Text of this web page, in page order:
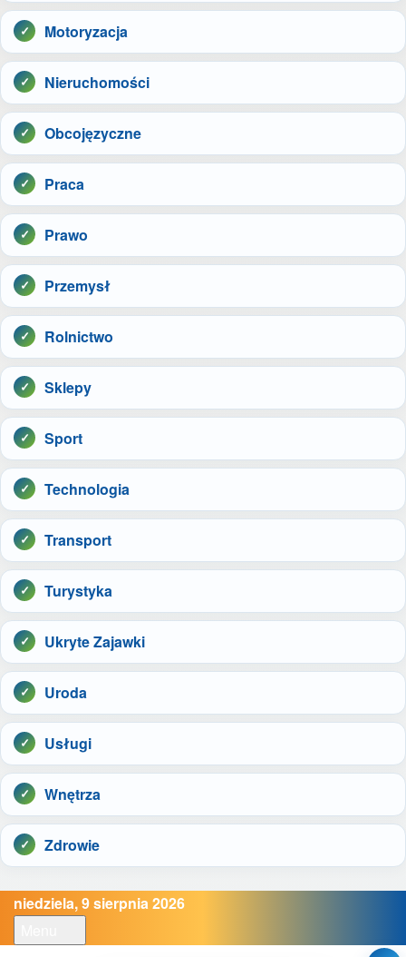
Motoryzacja
Nieruchomości
Obcojęzyczne
Praca
Prawo
Przemysł
Rolnictwo
Sklepy
Sport
Technologia
Transport
Turystyka
Ukryte Zajawki
Uroda
Usługi
Wnętrza
Zdrowie
niedziela, 9 sierpnia 2026